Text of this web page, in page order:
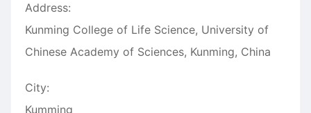
Address:
Kunming College of Life Science, University of
Chinese Academy of Sciences, Kunming, China
City:
Kumming